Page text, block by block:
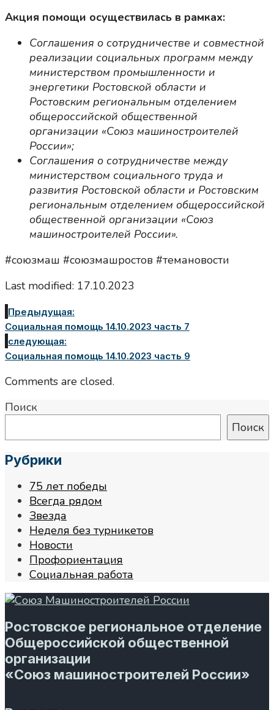
Акция помощи осуществилась в рамках:
Соглашения о сотрудничестве и совместной
реализации социальных программ между
министерством промышленности и
энергетики Ростовской области и
Ростовским региональным отделением
общероссийской общественной
организации «Союз машиностроителей
России»;
Соглашения о сотрудничестве между
министерством социального труда и
развития Ростовской области и Ростовским
региональным отделением общероссийской
общественной организации «Союз
машиностроителей России».
#союзмаш #союзмашростов #темановости
Last modified: 17.10.2023
Предыдущая:
Социальная помощь 14.10.2023 часть 7
следующая:
Социальная помощь 14.10.2023 часть 9
Comments are closed.
Поиск
Поиск
Рубрики
75 лет победы
Всегда рядом
Звезда
Неделя без турникетов
Новости
Профориентация
Социальная работа
Ростовское региональное отделение
Общероссийской общественной
организации
«Союз машиностроителей России»